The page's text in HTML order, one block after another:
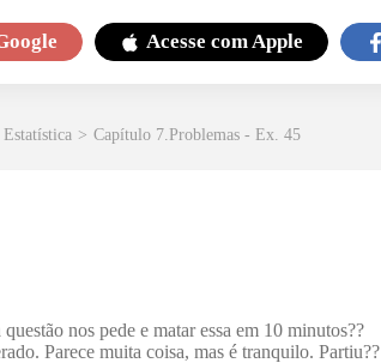
Acesse comApple
> Capítulo 7.Problemas - Ex. 45
nos pede e matar essa em 10 minutos??
Parece muita coisa, mas é tranquilo. Partiu??